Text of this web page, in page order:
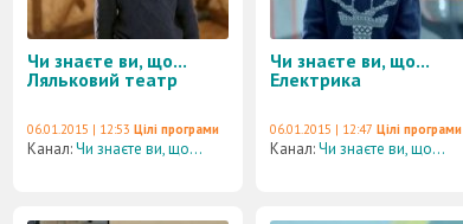
Чи знаєте ви, що...
Ляльковий театр
06.01.2015 | 12:53 Цілі програми
Канал:Чи знаєте ви, що...
Чи знаєте ви, що...
Електрика
06.01.2015 | 12:47 Цілі програми
Канал:Чи знаєте ви, що...